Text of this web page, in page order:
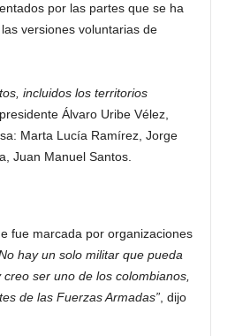
por las partes que se ha
versiones voluntarias de
incluidos los territorios
Álvaro Uribe Vélez,
Marta Lucía Ramírez, Jorge
Juan Manuel Santos.
fue marcada por organizaciones
hay un solo militar que pueda
ser uno de los colombianos,
de las Fuerzas Armadas”, dijo